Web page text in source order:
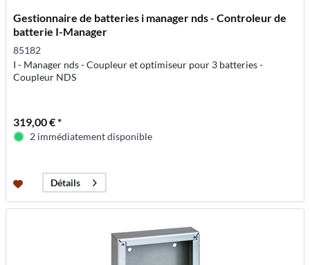
Gestionnaire de batteries i manager nds - Controleur de
batterie I-Manager
85182
I - Manager nds - Coupleur et optimiseur pour 3 batteries -
Coupleur NDS
319,00 € *
2 immédiatement disponible
Détails